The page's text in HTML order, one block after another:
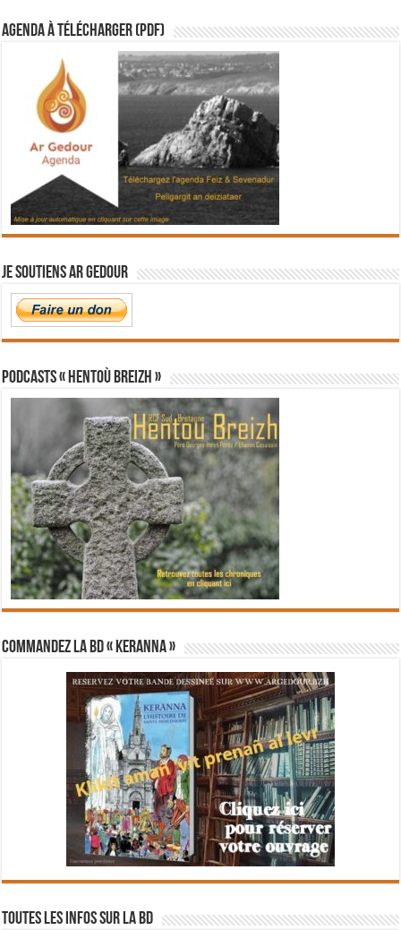
Agenda à télécharger (PDF)
Je soutiens Ar Gedour
PODCASTS « Hentoù Breizh »
Commandez la BD « Keranna »
Toutes les infos sur la BD